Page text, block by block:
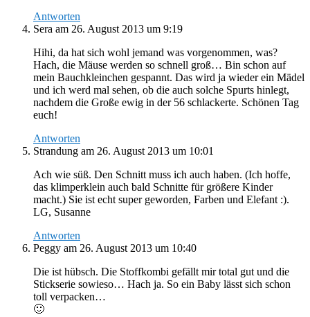
Antworten
Sera am 26. August 2013 um 9:19
Hihi, da hat sich wohl jemand was vorgenommen, was?
Hach, die Mäuse werden so schnell groß… Bin schon auf
mein Bauchkleinchen gespannt. Das wird ja wieder ein Mädel
und ich werd mal sehen, ob die auch solche Spurts hinlegt,
nachdem die Große ewig in der 56 schlackerte. Schönen Tag
euch!
Antworten
Strandung am 26. August 2013 um 10:01
Ach wie süß. Den Schnitt muss ich auch haben. (Ich hoffe,
das klimperklein auch bald Schnitte für größere Kinder
macht.) Sie ist echt super geworden, Farben und Elefant :).
LG, Susanne
Antworten
Peggy am 26. August 2013 um 10:40
Die ist hübsch. Die Stoffkombi gefällt mir total gut und die
Stickserie sowieso… Hach ja. So ein Baby lässt sich schon
toll verpacken…
🙂